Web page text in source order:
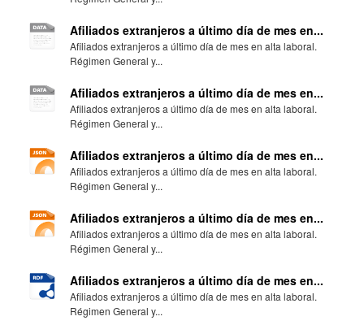
Afiliados extranjeros a último día de mes en...
Afiliados extranjeros a último día de mes en alta laboral.
Régimen General y...
Afiliados extranjeros a último día de mes en...
Afiliados extranjeros a último día de mes en alta laboral.
Régimen General y...
Afiliados extranjeros a último día de mes en...
Afiliados extranjeros a último día de mes en alta laboral.
Régimen General y...
Afiliados extranjeros a último día de mes en...
Afiliados extranjeros a último día de mes en alta laboral.
Régimen General y...
Afiliados extranjeros a último día de mes en...
Afiliados extranjeros a último día de mes en alta laboral.
Régimen General y...